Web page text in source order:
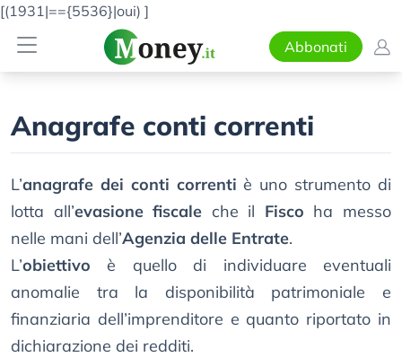
[(1931|=={5536}|oui) ]
Abbonati
Anagrafe conti correnti
L’anagrafe dei conti correnti è uno strumento di
lotta all’evasione fiscale che il Fisco ha messo
nelle mani dell’Agenzia delle Entrate.
L’obiettivo è quello di individuare eventuali
anomalie tra la disponibilità patrimoniale e
finanziaria dell’imprenditore e quanto riportato in
dichiarazione dei redditi.